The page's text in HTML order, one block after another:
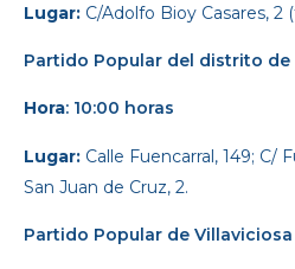
Lugar: C/Adolfo Bioy Casares, 2
Partido Popular del distrito de
Hora: 10:00 horas
Lugar: Calle Fuencarral, 149; C/
San Juan de Cruz, 2.
Partido Popular de